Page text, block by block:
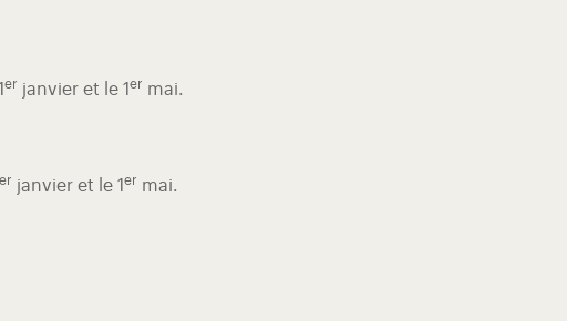
er janvier et le 1 er mai.
er janvier et le 1 er mai.